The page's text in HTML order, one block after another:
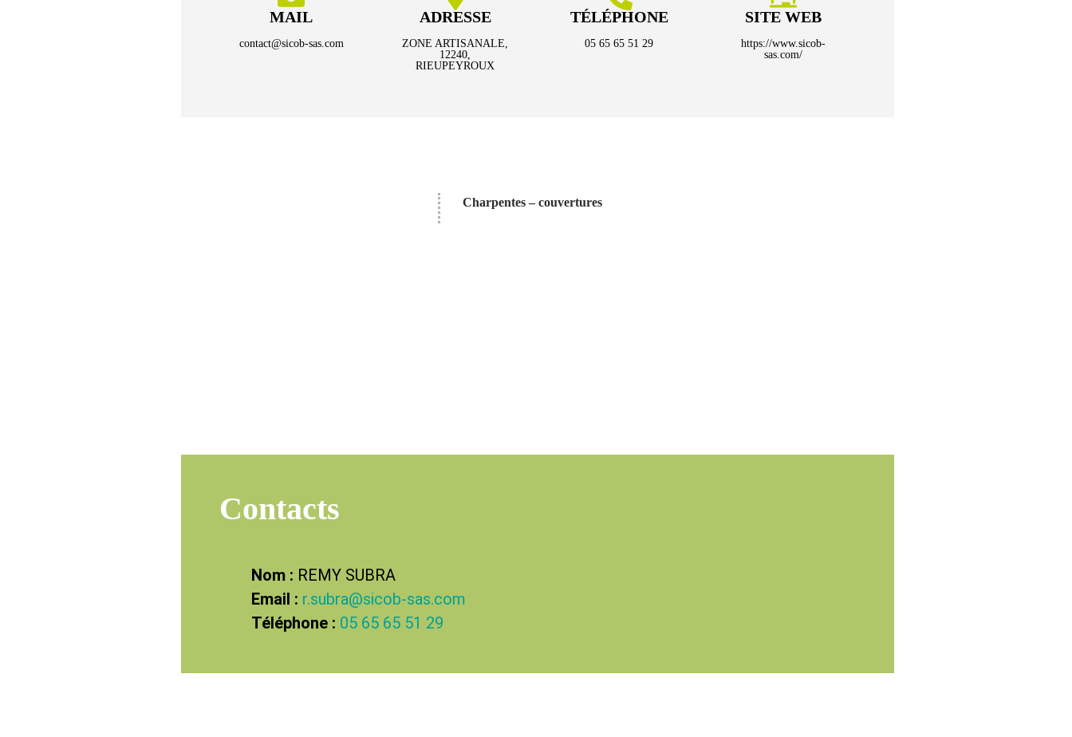
MAIL
contact@sicob-sas.com
ADRESSE
ZONE ARTISANALE,
12240,
RIEUPEYROUX
TÉLÉPHONE
05 65 65 51 29
SITE WEB
https://www.sicob-
sas.com/
Charpentes – couvertures
Contacts
Nom : REMY SUBRA
Email : r.subra@sicob-sas.com
Téléphone : 05 65 65 51 29